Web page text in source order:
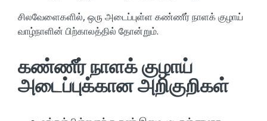
சிலவேளைகளில், ஒரு அடைப்புள்ள கண்ணீர் நாளக் குழாய்
வாழ்நாளின் பிற்காலத்தில் தோன்றும்.
கண்ணீர் நாளக் குழாய்
அடைப்புக்கான அறிகுறிகள்